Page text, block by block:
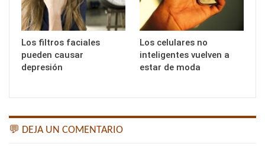
Los filtros faciales
pueden causar
depresión
Los celulares no
inteligentes vuelven a
estar de moda
💬 DEJA UN COMENTARIO